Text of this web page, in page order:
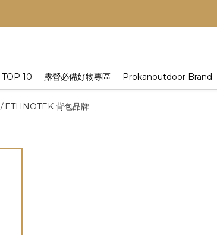
TOP 10 露營必備好物專區 Prokanoutdoor Brand
/ ETHNOTEK 背包品牌